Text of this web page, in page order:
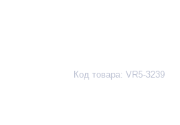
Код товара: VR5-3239